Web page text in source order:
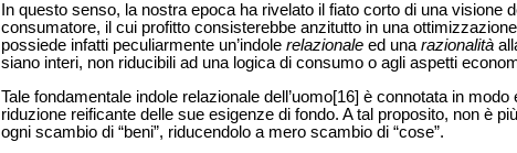
In questo senso, la nostra epoca ha rivelato il fiato corto di una visione
consumatore, il cui profitto consisterebbe anzitutto in una
possiede infatti peculiarmente un’indole relazionale ed una razionalità
siano interi, non riducibili ad una logica di consumo o agli aspetti
Tale fondamentale indole relazionale dell’uomo[16] è connotata in
riduzione reificante delle sue esigenze di fondo. A tal proposito, non è
ogni scambio di “beni”, riducendolo a mero scambio di “cose”.